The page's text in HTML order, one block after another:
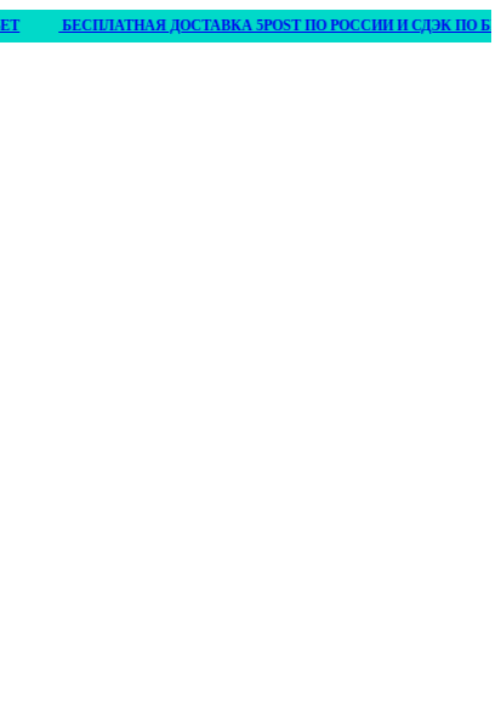
БЕСПЛАТНАЯ ДОСТАВКА 5POST ПО РОССИИ И СДЭК ПО